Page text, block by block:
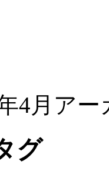
4月ア
グ